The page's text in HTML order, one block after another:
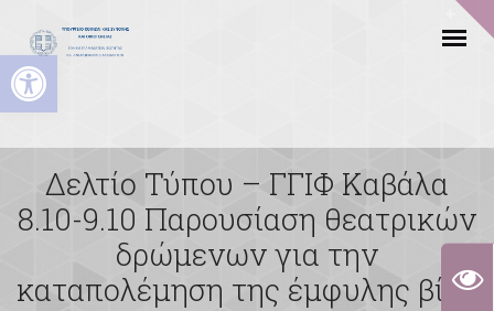
Ανοίξτε τη γραμμή εργαλείων
Δελτίο Τύπου – ΓΓΙΦ Kαβάλα
8.10-9.10 Παρουσίαση θεατρικών
δρώμενων για την
καταπολέμηση της έμφυλης βίας